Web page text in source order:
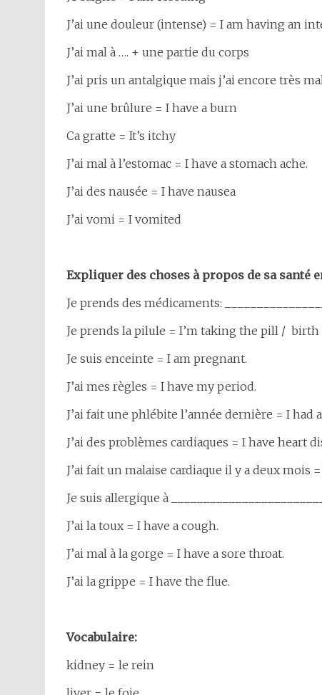
J’ai une douleur (intense) = I am having an
J’ai mal à …. + une partie du corps
J’ai pris un antalgique mais j’ai encore très
J’ai une brûlure = I have a burn
Ca gratte = It’s itchy
J’ai mal à l’estomac = I have a stomach ache.
J’ai des nausée = I have nausea
J’ai vomi = I vomited
Expliquer des choses à propos de sa santé
Je prends des médicaments:
Je prends la pilule = I’m taking the pill /
Je suis enceinte = I am pregnant.
J’ai mes règles = I have my period.
J’ai fait une phlébite l’année dernière = I had
J’ai des problèmes cardiaques = I have heart
J’ai fait un malaise cardiaque il y a deux mois
Je suis allergique à
J’ai la toux = I have a cough.
J’ai mal à la gorge = I have a sore throat.
J’ai la grippe = I have the flue.
Vocabulaire:
kidney = le rein